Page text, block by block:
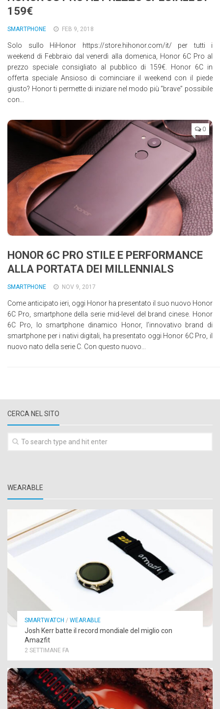
Wearable
Chi siamo
Contattaci
Informativa sull’uso dei cookie
159€
SMARTPHONE FEB 9, 2018
Solo sullo HiHonor https://store.hihonor.com/it/ per tutti i
weekend di Febbraio dal venerdì alla domenica, Honor 6C Pro al
prezzo speciale consigliato al pubblico di 159€. Honor 6C in
offerta speciale Ansioso di cominciare il weekend con il piede
giusto? Honor ti permette di iniziare nel modo più “brave” possibile
con...
0
HONOR 6C PRO STILE E PERFORMANCE
ALLA PORTATA DEI MILLENNIALS
SMARTPHONE NOV 9, 2017
Come anticipato ieri, oggi Honor ha presentato il suo nuovo Honor
6C Pro, smartphone della serie mid-level del brand cinese. Honor
6C Pro, lo smartphone dinamico Honor, l’innovativo brand di
smartphone per i nativi digitali, ha presentato oggi Honor 6C Pro, il
nuovo nato della serie C. Con questo nuovo...
CERCA NEL SITO
WEARABLE
SMARTWATCH / WEARABLE
Josh Kerr batte il record mondiale del miglio con
Amazfit
2 SETTIMANE FA